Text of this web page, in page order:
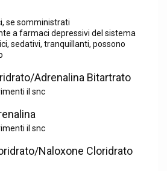
se somministrati
a farmaci depressivi del sistema
sedativi, tranquillanti, possono
Adrenalina Bitartrato
il snc
il snc
Naloxone Cloridrato